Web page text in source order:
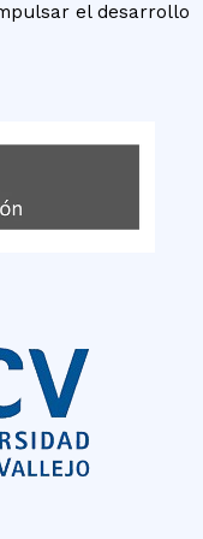
el desarrollo